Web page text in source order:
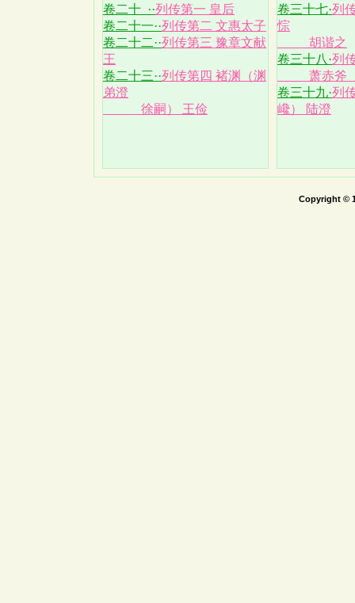
卷二十 ··列传第一 皇后
卷二十一··列传第二 文惠太子
卷二十二··列传第三 豫章文献
王
卷二十三··列传第四 褚渊（渊
弟澄
徐嗣） 王俭
卷三十七·列
悰
胡谐之
卷三十八·列
萧赤斧（
卷三十九·列
巉） 陆澄
Copyright ©